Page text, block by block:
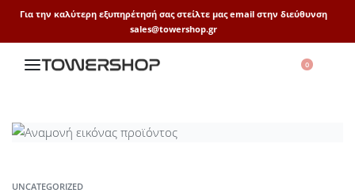
Για την καλύτερη εξυπηρέτησή σας στείλτε μας email στην διεύθυνση
sales@towershop.gr
0
UNCATEGORIZED